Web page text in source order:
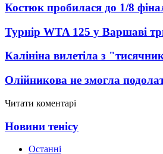
Костюк пробилася до 1/8
Турнір WTA 125 у Варшаві
Калініна вилетіла з
Олійникова не змогла
Читати коментарі
Новини тенісу
Останні